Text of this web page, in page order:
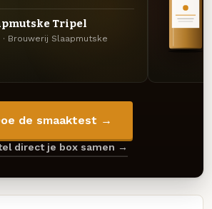
Tripel
· Brouwerij Slaapmutske
de smaaktest →
direct je box samen →